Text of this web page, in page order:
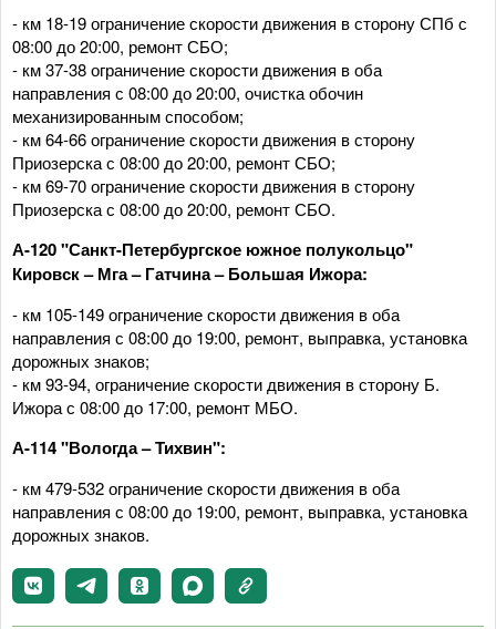
- км 18-19 ограничение скорости движения в сторону СПб с
08:00 до 20:00, ремонт СБО;
- км 37-38 ограничение скорости движения в оба
направления с 08:00 до 20:00, очистка обочин
механизированным способом;
- км 64-66 ограничение скорости движения в сторону
Приозерска с 08:00 до 20:00, ремонт СБО;
- км 69-70 ограничение скорости движения в сторону
Приозерска с 08:00 до 20:00, ремонт СБО.
А-120 "Санкт-Петербургское южное полукольцо"
Кировск – Мга – Гатчина – Большая Ижора:
- км 105-149 ограничение скорости движения в оба
направления с 08:00 до 19:00, ремонт, выправка, установка
дорожных знаков;
- км 93-94, ограничение скорости движения в сторону Б.
Ижора с 08:00 до 17:00, ремонт МБО.
А-114 "Вологда – Тихвин":
- км 479-532 ограничение скорости движения в оба
направления с 08:00 до 19:00, ремонт, выправка, установка
дорожных знаков.